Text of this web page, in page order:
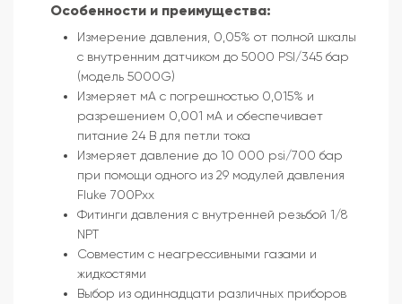
Особенности и преимущества:
Измерение давления, 0,05% от полной шкалы
с внутренним датчиком до 5000 PSI/345 бар
(модель 5000G)
Измеряет мА с погрешностью 0,015% и
разрешением 0,001 мА и обеспечивает
питание 24 В для петли тока
Измеряет давление до 10 000 psi/700 бар
при помощи одного из 29 модулей давления
Fluke 700Pxx
Фитинги давления с внутренней резьбой 1/8
NPT
Совместим с неагрессивными газами и
жидкостями
Выбор из одиннадцати различных приборов